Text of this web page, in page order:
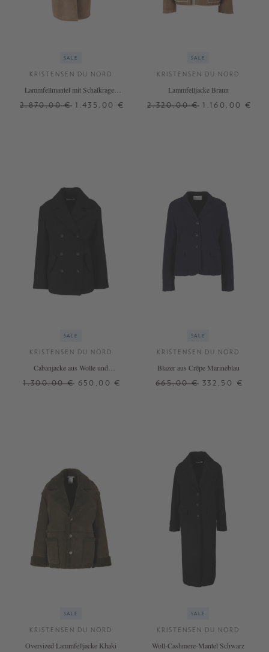
SALE
KRISTENSEN DU NORD
Lammfellmantel mit Schalkragen
2.870,00 € 1.435,00 €
SALE
KRISTENSEN DU NORD
Lammfelljacke Braun
2.320,00 € 1.160,00 €
SALE
KRISTENSEN DU NORD
Cabanjacke aus Wolle und
1.300,00 € 650,00 €
SALE
KRISTENSEN DU NORD
Blazer aus Crêpe Marineblau
665,00 € 332,50 €
SALE
KRISTENSEN DU NORD
Oversized Lammfelljacke Khaki
SALE
KRISTENSEN DU NORD
Woll-Cashmere-Mantel Schwarz